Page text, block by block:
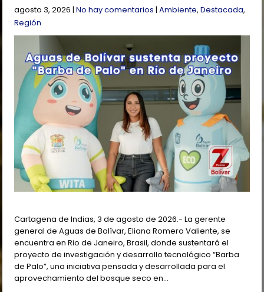
agosto 3, 2026 |No hay comentarios |Ambiente,Destacada,
Región
Cartagena de Indias, 3 de agosto de 2026.- La gerente
general de Aguas de Bolívar, Eliana Romero Valiente, se
encuentra en Rio de Janeiro, Brasil, donde sustentará el
proyecto de investigación y desarrollo tecnológico “Barba
de Palo”, una iniciativa pensada y desarrollada para el
aprovechamiento del bosque seco en…